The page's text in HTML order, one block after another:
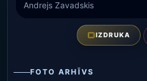
Andrejs Zavadskis
IZDRUKA
FOTO ARHĪVS